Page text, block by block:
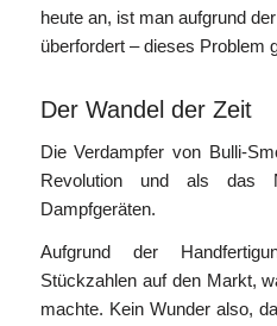
heute an, ist man aufgrund
überfordert – dieses Problem
Der Wandel der Zeit
Die Verdampfer von Bulli-
Revolution und als das
Dampfgeräten.
Aufgrund der
Stückzahlen auf den Markt,
machte. Kein Wunder also,